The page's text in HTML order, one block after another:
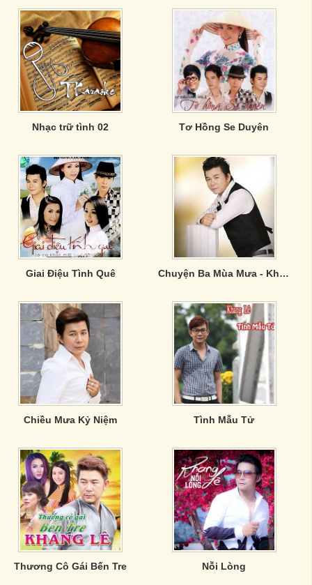
Nhạc trữ tình 02 Tơ Hồng Se Duyên
Giai Điệu Tình Quê Chuyện Ba Mùa Mưa - Khang Lê
Chiều Mưa Kỷ Niệm Tình Mẫu Tử
Thương Cô Gái Bến Tre Nỗi Lòng